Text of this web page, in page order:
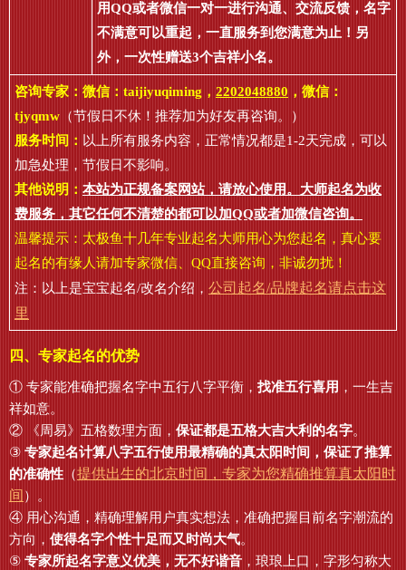
用QQ或者微信一对一进行沟通、交流反馈，名字
不满意可以重起，一直服务到您满意为止！另
外，一次性赠送3个吉祥小名。
咨询专家：微信： taijiyuqiming ， 2202048880 ，微信：
tjyqmw （节假日不休！推荐加为好友再咨询。）
服务时间： 以上所有服务内容，正常情况都是1-2天完成，可以
加急处理，节假日不影响。
其他说明： 本站为正规备案网站，请放心使用。大师起名为收
费服务，其它任何不清楚的都可以加QQ或者加微信咨询。
温馨提示：太极鱼十几年专业起名大师用心为您起名，真心要
起名的有缘人请加专家微信、QQ直接咨询，非诚勿扰！
注：以上是宝宝起名/改名介绍， 公司起名/品牌起名请点击这
里
四、专家起名的优势
① 专家能准确把握名字中五行八字平衡， 找准五行喜用 ，一生吉
祥如意。
② 《周易》五格数理方面， 保证都是五格大吉大利的名字。
③ 专家起名计算八字五行使用最精确的真太阳时间，保证了推算
的准确性 （提供出生的北京时间，专家为您精确推算真太阳时
间 ）。
④ 用心沟通，精确理解用户真实想法，准确把握目前名字潮流的
方向， 使得名字个性十足而又时尚大气。
⑤ 专家所起名字意义优美，无不好谐音 ，琅琅上口，字形匀称大